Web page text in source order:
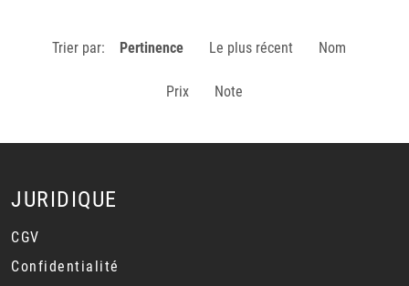
Trier par: Pertinence Le plus récent Nom
Prix Note
JURIDIQUE
CGV
Confidentialité